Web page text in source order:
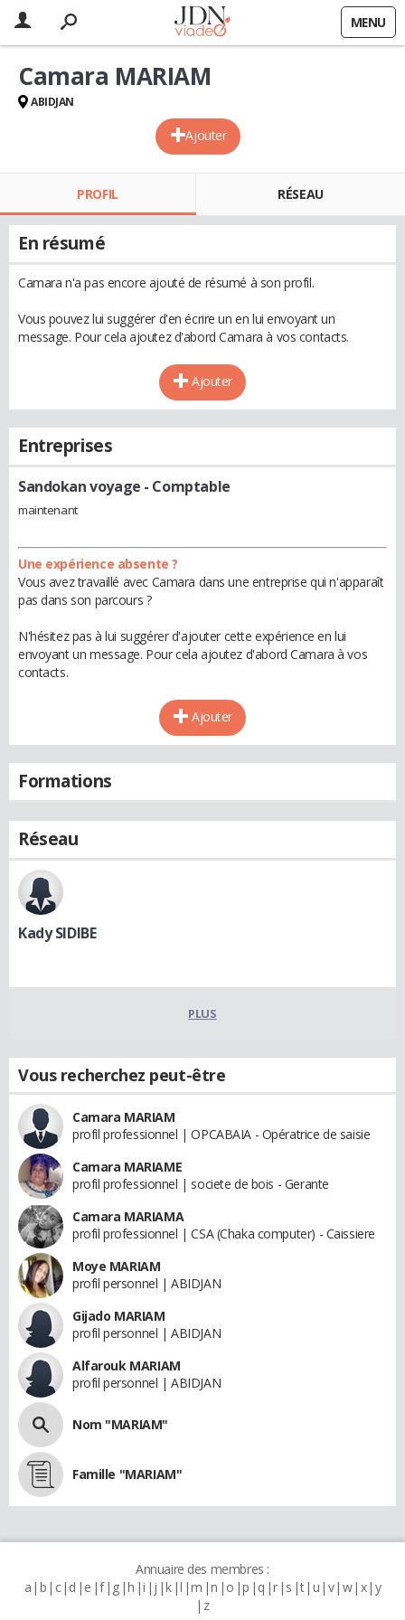
MENU
Ajouter
Camara MARIAM
ABIDJAN
PROFIL RÉSEAU
En résumé
Camara n'a pas encore ajouté de résumé à son profil.
Vous pouvez lui suggérer d'en écrire un en lui envoyant un
message. Pour cela ajoutez d'abord Camara à vos contacts.
Ajouter
Entreprises
Sandokan voyage - Comptable
maintenant
Une expérience absente ?
Vous avez travaillé avec Camara dans une entreprise qui n'apparaît
pas dans son parcours ?
N'hésitez pas à lui suggérer d'ajouter cette expérience en lui
envoyant un message. Pour cela ajoutez d'abord Camara à vos
contacts.
Ajouter
Formations
Réseau
Kady SIDIBE
PLUS
Vous recherchez peut-être
Camara MARIAM
profil professionnel | OPCABAIA - Opératrice de saisie
Camara MARIAME
profil professionnel | societe de bois - Gerante
Camara MARIAMA
profil professionnel | CSA (Chaka computer) - Caissiere
Moye MARIAM
profil personnel | ABIDJAN
Gijado MARIAM
profil personnel | ABIDJAN
Alfarouk MARIAM
profil personnel | ABIDJAN
Nom "MARIAM"
Famille "MARIAM"
Annuaire des membres :
a b c d e f g h i j k l m n o p q r s t u v w x y
z